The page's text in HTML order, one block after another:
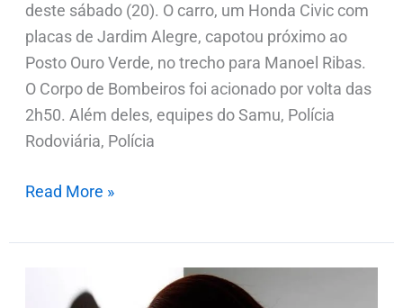
deste sábado (20). O carro, um Honda Civic com
placas de Jardim Alegre, capotou próximo ao
Posto Ouro Verde, no trecho para Manoel Ribas.
O Corpo de Bombeiros foi acionado por volta das
2h50. Além deles, equipes do Samu, Polícia
Rodoviária, Polícia
Read More »